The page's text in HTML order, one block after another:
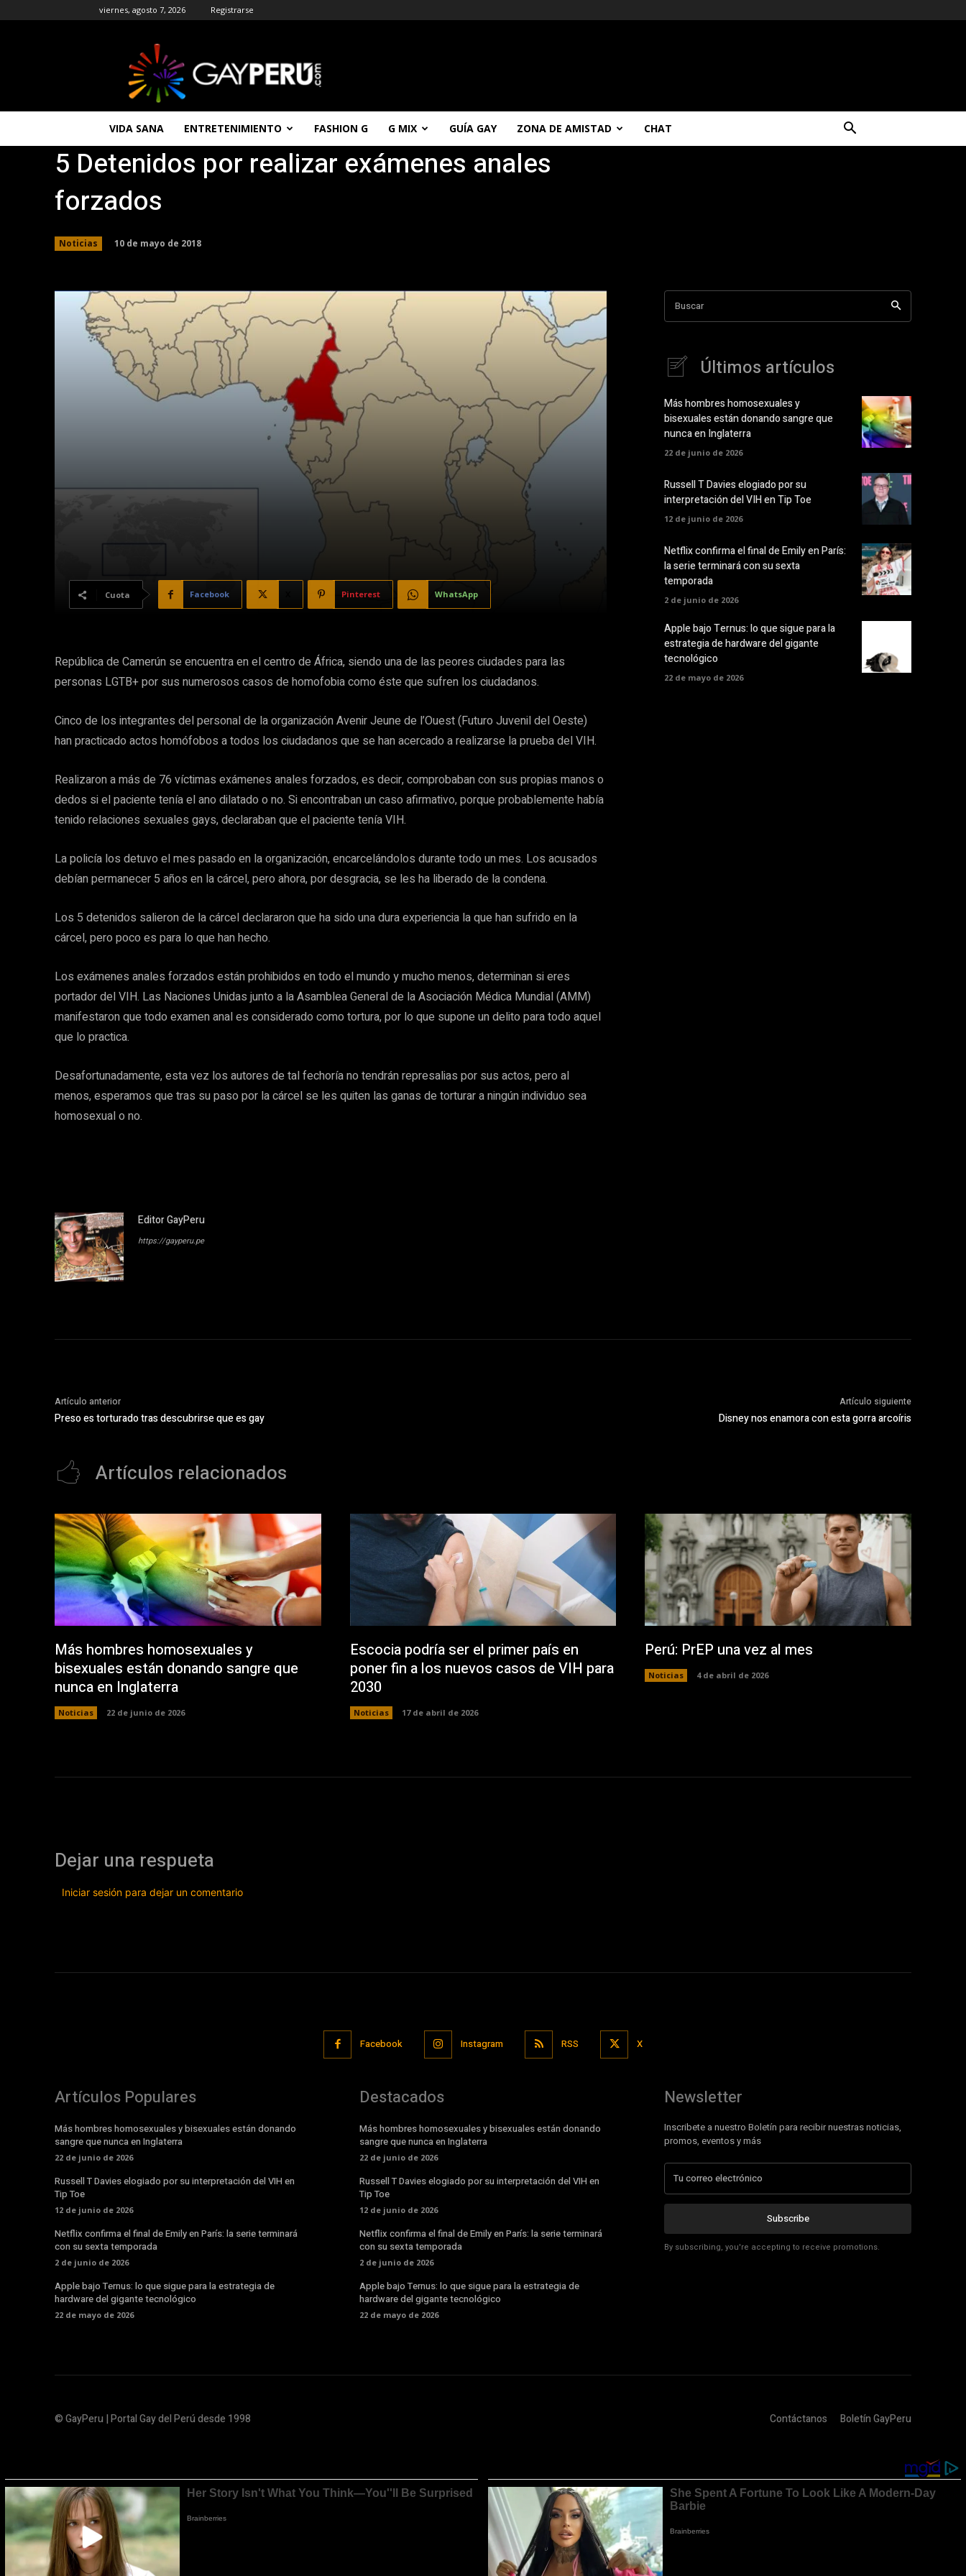
viernes, agosto 7, 2026 Registrarse
|
Entretenimiento
Noticias
Chat
VIDA SANA ENTRETENIMIENTO FASHION G G MIX GUÍA GAY ZONA DE AMISTAD CHAT
5 Detenidos por realizar exámenes anales
forzados
Noticias 10 de mayo de 2018
Cuota Facebook Pinterest WhatsApp
República de Camerún se encuentra en el centro de África, siendo una de las peores ciudades para las
personas LGTB+ por sus numerosos casos de homofobia como éste que sufren los ciudadanos.
Cinco de los integrantes del personal de la organización Avenir Jeune de l’Ouest (Futuro Juvenil del Oeste)
han practicado actos homófobos a todos los ciudadanos que se han acercado a realizarse la prueba del VIH.
Realizaron a más de 76 víctimas exámenes anales forzados, es decir, comprobaban con sus propias manos o
dedos si el paciente tenía el ano dilatado o no. Si encontraban un caso afirmativo, porque probablemente había
tenido relaciones sexuales gays, declaraban que el paciente tenía VIH.
La policía los detuvo el mes pasado en la organización, encarcelándolos durante todo un mes. Los acusados
debían permanecer 5 años en la cárcel, pero ahora, por desgracia, se les ha liberado de la condena.
Los 5 detenidos salieron de la cárcel declararon que ha sido una dura experiencia la que han sufrido en la
cárcel, pero poco es para lo que han hecho.
Los exámenes anales forzados están prohibidos en todo el mundo y mucho menos, determinan si eres
portador del VIH. Las Naciones Unidas junto a la Asamblea General de la Asociación Médica Mundial (AMM)
manifestaron que todo examen anal es considerado como tortura, por lo que supone un delito para todo aquel
que lo practica.
Desafortunadamente, esta vez los autores de tal fechoría no tendrán represalias por sus actos, pero al
menos, esperamos que tras su paso por la cárcel se les quiten las ganas de torturar a ningún individuo sea
homosexual o no.
Editor GayPeru
https://gayperu.pe
Buscar
Últimos artículos
Más hombres homosexuales y
bisexuales están donando sangre que
nunca en Inglaterra
22 de junio de 2026
Russell T Davies elogiado por su
interpretación del VIH en Tip Toe
12 de junio de 2026
Netflix confirma el final de Emily en París:
la serie terminará con su sexta
temporada
2 de junio de 2026
Apple bajo Ternus: lo que sigue para la
estrategia de hardware del gigante
tecnológico
22 de mayo de 2026
Artículo anterior
Preso es torturado tras descubrirse que es gay
Artículo siguiente
Disney nos enamora con esta gorra arcoíris
Artículos relacionados
Más hombres homosexuales y
bisexuales están donando sangre que
nunca en Inglaterra
Noticias 22 de junio de 2026
Escocia podría ser el primer país en
poner fin a los nuevos casos de VIH para
2030
Noticias 17 de abril de 2026
Perú: PrEP una vez al mes
Noticias 4 de abril de 2026
Dejar una respueta
Iniciar sesión para dejar un comentario
Facebook Instagram RSS X
Artículos Populares
Más hombres homosexuales y bisexuales están donando
sangre que nunca en Inglaterra
22 de junio de 2026
Russell T Davies elogiado por su interpretación del VIH en
Tip Toe
12 de junio de 2026
Netflix confirma el final de Emily en París: la serie terminará
con su sexta temporada
2 de junio de 2026
Apple bajo Ternus: lo que sigue para la estrategia de
hardware del gigante tecnológico
22 de mayo de 2026
Destacados
Más hombres homosexuales y bisexuales están donando
sangre que nunca en Inglaterra
22 de junio de 2026
Russell T Davies elogiado por su interpretación del VIH en
Tip Toe
12 de junio de 2026
Netflix confirma el final de Emily en París: la serie terminará
con su sexta temporada
2 de junio de 2026
Apple bajo Ternus: lo que sigue para la estrategia de
hardware del gigante tecnológico
22 de mayo de 2026
Newsletter
Inscribete a nuestro Boletín para recibir nuestras noticias,
promos, eventos y más
Subscribe
By subscribing, you're accepting to receive promotions.
© GayPeru | Portal Gay del Perú desde 1998 Contáctanos Boletín GayPeru